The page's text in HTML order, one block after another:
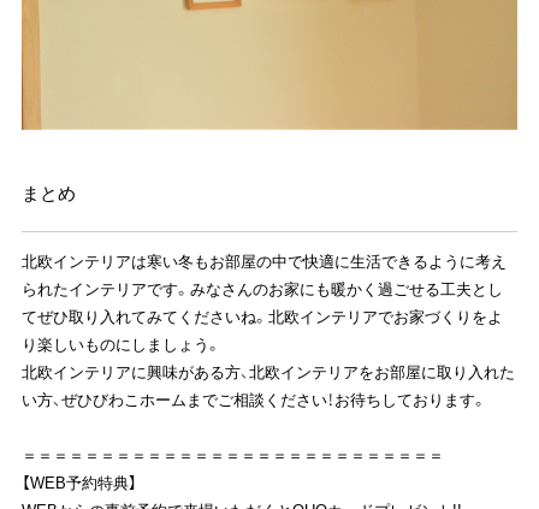
まとめ
北欧インテリアは寒い冬もお部屋の中で快適に生活できるように考え
られたインテリアです。みなさんのお家にも暖かく過ごせる工夫とし
てぜひ取り入れてみてくださいね。北欧インテリアでお家づくりをよ
り楽しいものにしましょう。
北欧インテリアに興味がある方、北欧インテリアをお部屋に取り入れた
い方、 ぜひびわこホームまでご相談ください！お待ちしております。
＝＝＝＝＝＝＝＝＝＝＝＝＝＝＝＝＝＝＝＝＝＝＝＝＝＝＝
【WEB予約特典】